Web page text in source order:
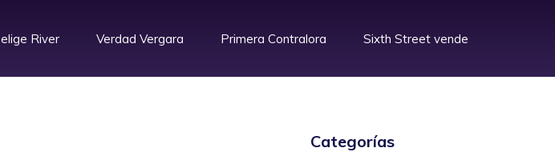
River Verdad Vergara Primera Contralora Sixth Street vende
Categorías